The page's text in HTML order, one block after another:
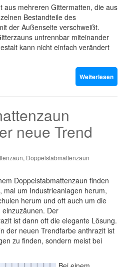
aus mehreren Gittermatten, die aus
Bestandteile des
der Außenseite verschweißt.
untrennbar miteinander
kann nicht einfach verändert
Weiterlesen
neue Trend
, Doppelstabmattenzaun
Doppelstabmattenzaun finden
mal um Industrieanlagen herum,
herum und oft auch um die
Der
ist dann oft die elegante Lösung.
der neuen Trendfarbe anthrazit ist
zu finden, sondern meist bei